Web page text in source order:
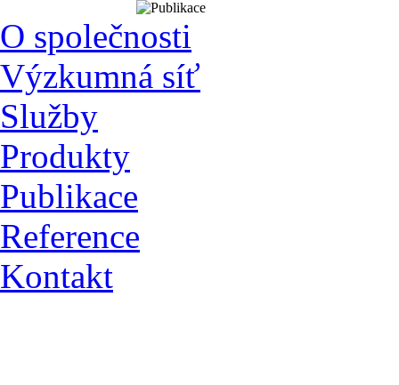
O společnosti
Výzkumná síť
Služby
Produkty
Publikace
Reference
Kontakt